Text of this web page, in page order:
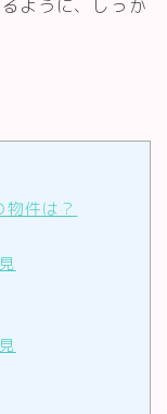
ように、しっか
件は？